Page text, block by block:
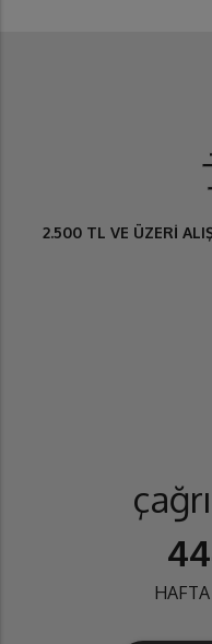
2.500 TL VE ÜZERİ
çağrı